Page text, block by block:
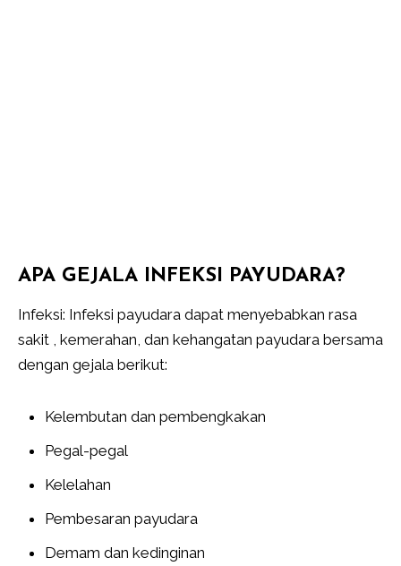
APA GEJALA INFEKSI PAYUDARA?
Infeksi: Infeksi payudara dapat menyebabkan rasa
sakit , kemerahan, dan kehangatan payudara bersama
dengan gejala berikut:
Kelembutan dan pembengkakan
Pegal-pegal
Kelelahan
Pembesaran payudara
Demam dan kedinginan